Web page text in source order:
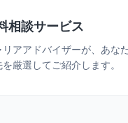
相談サービス
リアアドバイザーが、あな
を厳選してご紹介します。